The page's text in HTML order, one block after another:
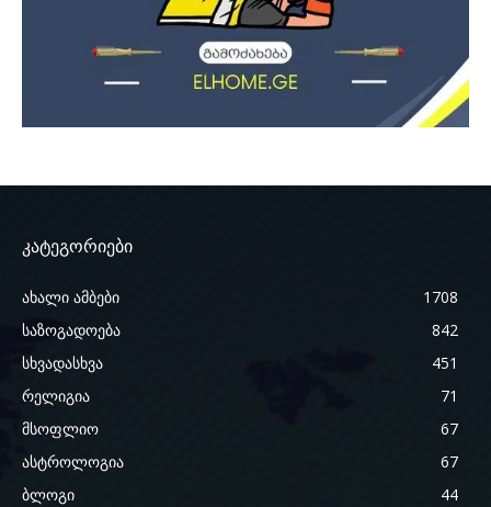
კატეგორიები
ახალი ამბები
1708
საზოგადოება
842
სხვადასხვა
451
რელიგია
71
მსოფლიო
67
ასტროლოგია
67
ბლოგი
44